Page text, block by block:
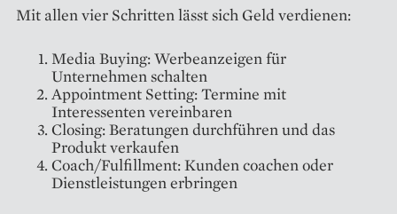
Mit allen vier Schritten lässt sich Geld verdienen:
Media Buying: Werbeanzeigen für
Unternehmen schalten
Appointment Setting: Termine mit
Interessenten vereinbaren
Closing: Beratungen durchführen und das
Produkt verkaufen
Coach/Fulfillment: Kunden coachen oder
Dienstleistungen erbringen